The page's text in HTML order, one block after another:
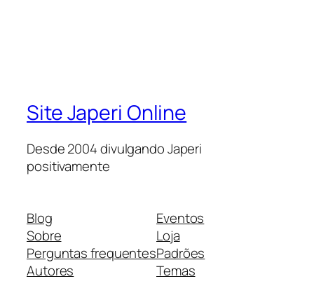
Site Japeri Online
Desde 2004 divulgando Japeri
positivamente
Blog
Sobre
Perguntas frequentes
Autores
Eventos
Loja
Padrões
Temas